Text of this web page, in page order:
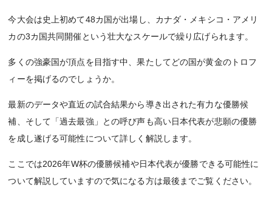
今大会は史上初めて48カ国が出場し、カナダ・メキシコ・アメリ
カの3カ国共同開催という壮大なスケールで繰り広げられます。
多くの強豪国が頂点を目指す中、果たしてどの国が黄金のトロフ
ィーを掲げるのでしょうか。
最新のデータや直近の試合結果から導き出された有力な優勝候
補、そして「過去最強」との呼び声も高い日本代表が悲願の優勝
を成し遂げる可能性について詳しく解説します。
ここでは2026年W杯の優勝候補や日本代表が優勝できる可能性に
ついて解説していますので気になる方は最後までご覧ください。